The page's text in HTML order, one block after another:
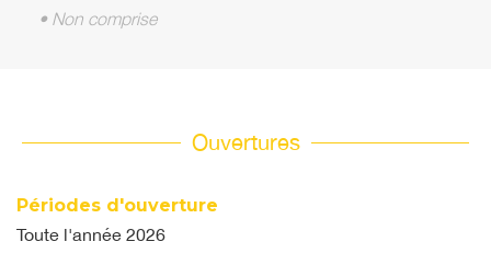
• Non comprise
Ouvertures
Périodes d'ouverture
Toute l'année 2026